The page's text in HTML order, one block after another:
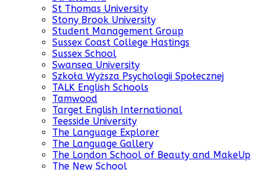
St Thomas University
Stony Brook University
Student Management Group
Sussex Coast College Hastings
Sussex School
Swansea University
Szkoła Wyższa Psychologii Społecznej
TALK English Schools
Tamwood
Target English International
Teesside University
The Language Explorer
The Language Gallery
The London School of Beauty and MakeUp
The New School